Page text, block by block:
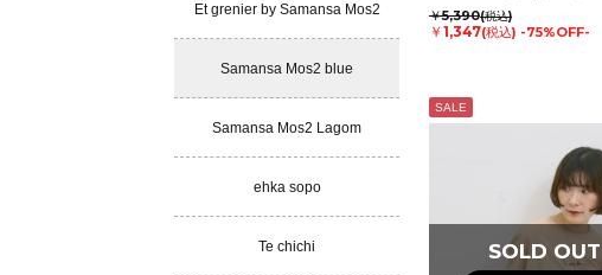
Et grenier by Samansa Mos2
Samansa Mos2 blue
Samansa Mos2 Lagom
ehka sopo
Te chichi
￥5,390(税込)
￥1,347(税込) -75%OFF-
SALE
SOLD OUT
SOLD OUT